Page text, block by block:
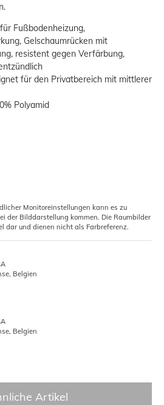
Fußbodenheizung,
Gelschaumrücken mit
resistent gegen Verfärbung,
für den Privatbereich mit mittlerer
Polyamid
Monitoreinstellungen kann es zu
der Bilddarstellung kommen. Die Raumbilder
dar und dienen nicht als Farbreferenz.
Belgien
Belgien
Artikel